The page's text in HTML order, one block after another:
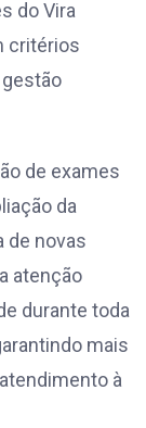
do Vira
critérios
de exames
da
de novas
atenção
durante toda
mais
à